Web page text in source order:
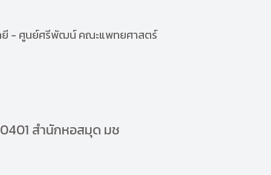
โลยี - ศูนย์ศรีพัฒน์ คณะแพทยศาสตร์
สำนักหอสมุด มช